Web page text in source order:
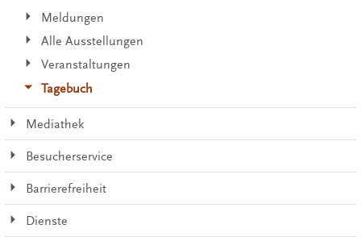
Meldungen
Alle Ausstellungen
Veranstaltungen
Tagebuch
Mediathek
Besucherservice
Barrierefreiheit
Dienste